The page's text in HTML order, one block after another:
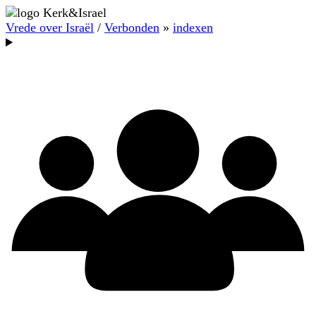
Vrede over Israël / Verbonden » indexen